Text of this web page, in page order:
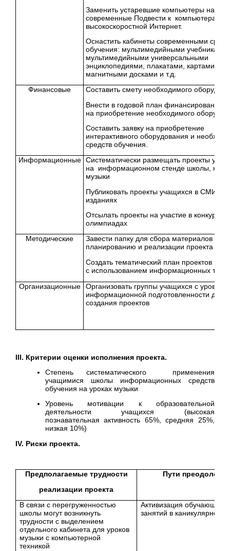
Заменить устаревшие компьютеры на
современные Подвести к компьютерам
высокоскоростной Интернет.
Оснастить кабинеты современными
обучения: мультимедийными учебниками,
мультимедийными универсальными
энциклопедиями, плакатами, картами,
магнитными досками и т.д.
Финансовые
Составить смету необходимого
Внести в годовой план финансирования
на приобретение необходимого
Составить заявку на приобретение
интерактивного оборудования и
средств обучения.
Информационные Систематически размещать проекты
на информационном стенде школы,
музыки
Публиковать проекты учащихся в СМИ,
изданиях
Отсылать проекты на участие в конкурсах,
олимпиадах
Методические
Завести папку для сбора материалов по
планированию и реализации проекта
Создать тематический план проектов по
с использованием информационных
Организационные
Организовать группы учащихся с
информационной подготовленности для
создания проектов
III. Критерии оценки исполнения проекта.
Степень систематического применения
учащимися школы информационных средств
обучения на уроках музыки
Уровень мотивации к образовательной
деятельности учащихся (высокая
познавательная активность 65%, средняя 25%,
низкая 10%)
IV. Риски проекта.
Предполагаемые трудности
реализации проекта
Пути преодоления
В связи с перегруженностью
школы могут возникнуть
трудности с выделением
отдельного кабинета для уроков
музыки с компьютерной
техникой
Активизация обучающих
занятий в каникулярное